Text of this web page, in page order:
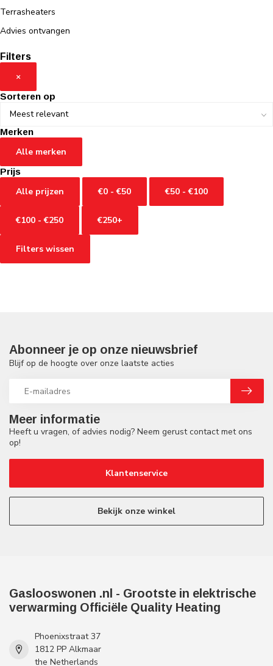
Terrasheaters
Advies ontvangen
Filters
×
Sorteren op
Merken
Alle merken
Prijs
Alle prijzen €0 - €50 €50 - €100
€100 - €250 €250+
Filters wissen
Meer informatie
Heeft u vragen, of advies nodig? Neem gerust contact met ons
op!
Klantenservice
Bekijk onze winkel
Abonneer je op onze nieuwsbrief
Blijf op de hoogte over onze laatste acties
Gaslooswonen .nl - Grootste in elektrische
verwarming Officiële Quality Heating
Phoenixstraat 37
1812 PP Alkmaar
the Netherlands